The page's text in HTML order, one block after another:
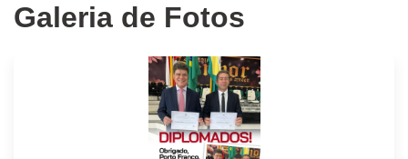
Galeria de Fotos